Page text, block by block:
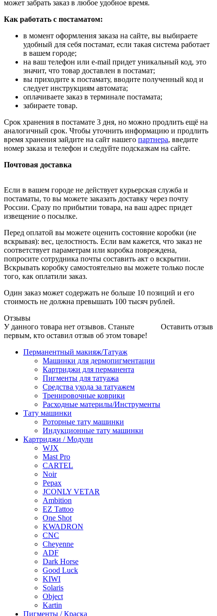
может забрать заказ в любое удобное время.
Как работать с постаматом:
в момент оформления заказа на сайте, вы выбираете
удобный для себя постамат, если такая система работает
в вашем городе;
на ваш телефон или e-mail придет уникальный код, это
значит, что товар доставлен в постамат;
вы приходите к постамату, вводите полученный код и
следует инструкциям автомата;
оплачиваете заказ в терминале постамата;
забираете товар.
Срок хранения в постамате 3 дня, но можно продлить ещё на
аналогичный срок. Чтобы уточнить информацию и продлить
время хранения зайдите на сайт нашего партнера, введите
номер заказа и телефон и следуйте подсказкам на сайте.
Почтовая доставка
Если в вашем городе не действует курьерская служба и
постаматы, то вы можете заказать доставку через почту
России. Сразу по прибытии товара, на ваш адрес придет
извещение о посылке.
Перед оплатой вы можете оценить состояние коробки (не
вскрывая): вес, целостность. Если вам кажется, что заказ не
соответствует параметрам или коробка повреждена,
попросите сотрудника почты составить акт о вскрытии.
Вскрывать коробку самостоятельно вы можете только после
того, как оплатили заказ.
Один заказ может содержать не больше 10 позиций и его
стоимость не должна превышать 100 тысяч рублей.
Отзывы
Оставить отзыв
У данного товара нет отзывов. Станьте
первым, кто оставил отзыв об этом товаре!
Перманентный макияж/Татуаж
Машинки для дермопигментации
Картриджи для перманента
Пигменты для татуажа
Средства ухода за татуажем
Тренировочные коврики
Расходные материлы/Инструменты
Тату машинки
Роторные тату машинки
Индукционные тату машинки
Картриджи / Модули
WJX
Mast Pro
CARTEL
Noir
Pepax
JCONLY VETAR
Ambition
EZ Tattoo
One Shot
KWADRON
CNC
Cheyenne
ADF
Dark Horse
Good Luck
KIWI
Solaris
Object
Kartin
Пигменты / Краска